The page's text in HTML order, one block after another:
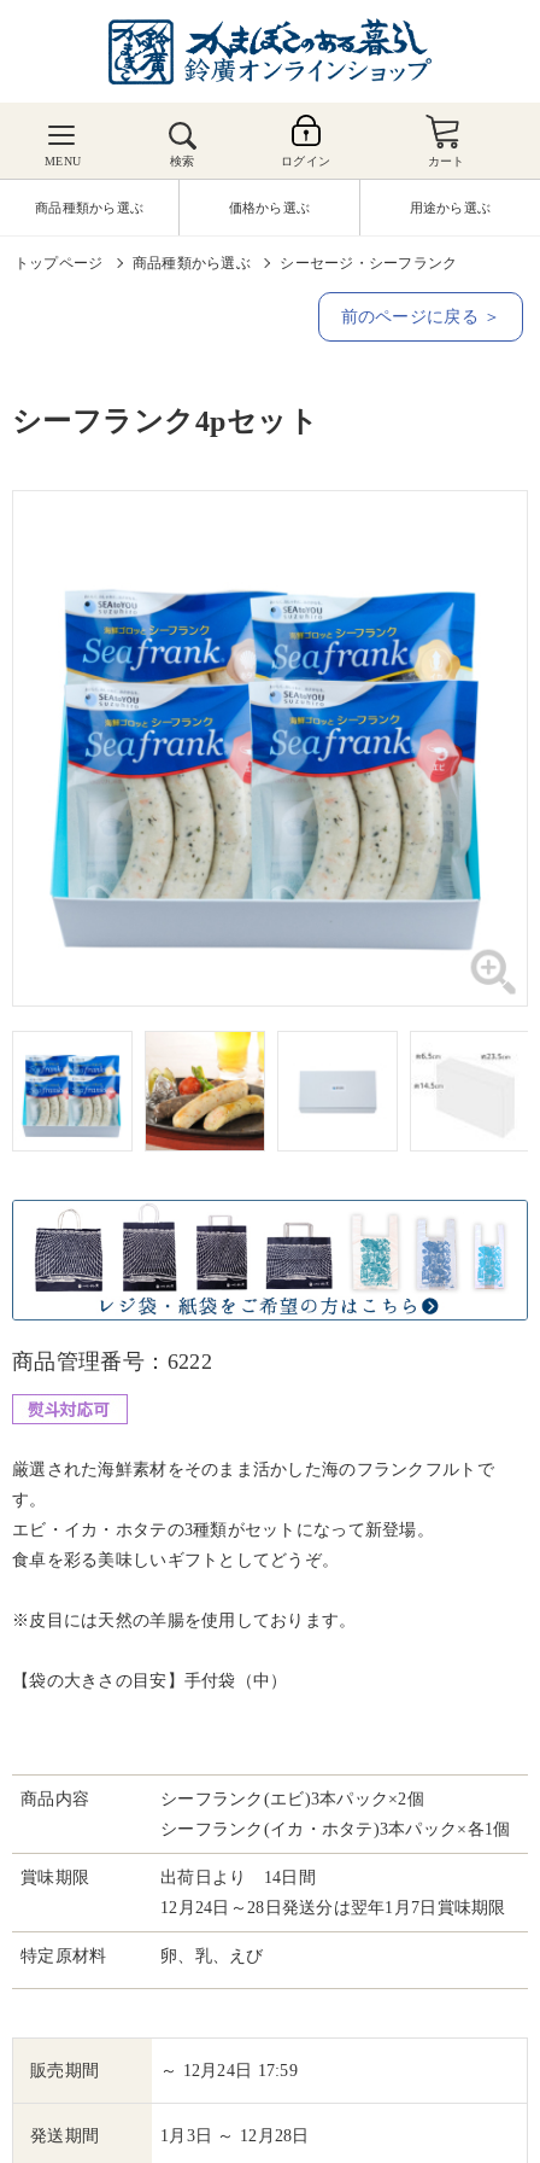
MENU 検索 ログイン カート
商品種類から選ぶ 価格から選ぶ 用途から選ぶ
トップページ 商品種類から選ぶ シーセージ・シーフランク
前のページに戻る ＞
シーフランク4pセット
商品管理番号：6222
厳選された海鮮素材をそのまま活かした海のフランクフルトで
す。
エビ・イカ・ホタテの3種類がセットになって新登場。
食卓を彩る美味しいギフトとしてどうぞ。
※皮目には天然の羊腸を使用しております。
【袋の大きさの目安】手付袋（中）
商品内容
シーフランク(エビ)3本パック×2個
シーフランク(イカ・ホタテ)3本パック×各1個
賞味期限
出荷日より 14日間
12月24日～28日発送分は翌年1月7日賞味期限
特定原材料 卵、乳、えび
販売期間 ～ 12月24日 17:59
発送期間 1月3日 ～ 12月28日